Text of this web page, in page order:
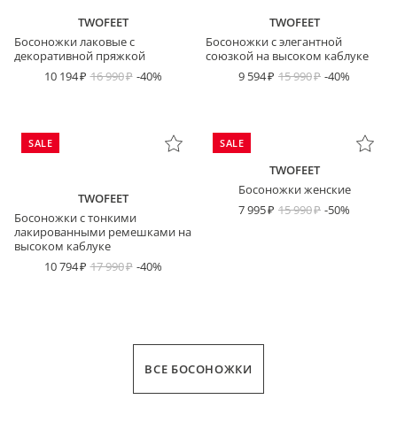
TWOFEET
Босоножки лаковые с
декоративной пряжкой
10 194
16 990 -40%
TWOFEET
Босоножки с элегантной
союзкой на высоком каблуке
9 594
15 990 -40%
SALE
TWOFEET
Босоножки с тонкими
лакированными ремешками на
высоком каблуке
10 794
17 990 -40%
SALE
TWOFEET
Босоножки женские
7 995
15 990 -50%
ВСЕ БОСОНОЖКИ